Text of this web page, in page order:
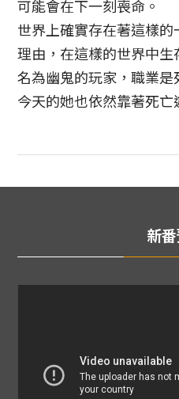
可能會在下一刻喪命。
世界上確實存在著這樣
理由，在這樣的世界中生
名為幽鬼的玩家，職業是
今天的她也依然靠著死亡
新